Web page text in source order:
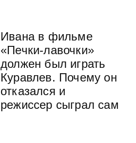
Ивана в фильме
«Печки-лавочки»
должен был играть
Куравлев. Почему он
отказался и
режиссер сыграл сам